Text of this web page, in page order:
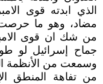
الذي ابدته قوى
مضاد، وهو ما حرصت
من شك ان قوى
جماح إسرائيل لو
وسمعت من الأنظمة
من تفاهة المنطق